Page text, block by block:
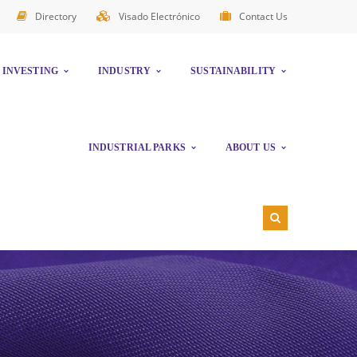
Directory Visado Electrónico Contact Us
INVESTING INDUSTRY SUSTAINABILITY
INDUSTRIAL PARKS
FREE ZONE
VALLEY ADVANCED MANUFACTURING HUB
ABOUT US
AFFILIATE DIRECTORY
ANNUAL REPORTS